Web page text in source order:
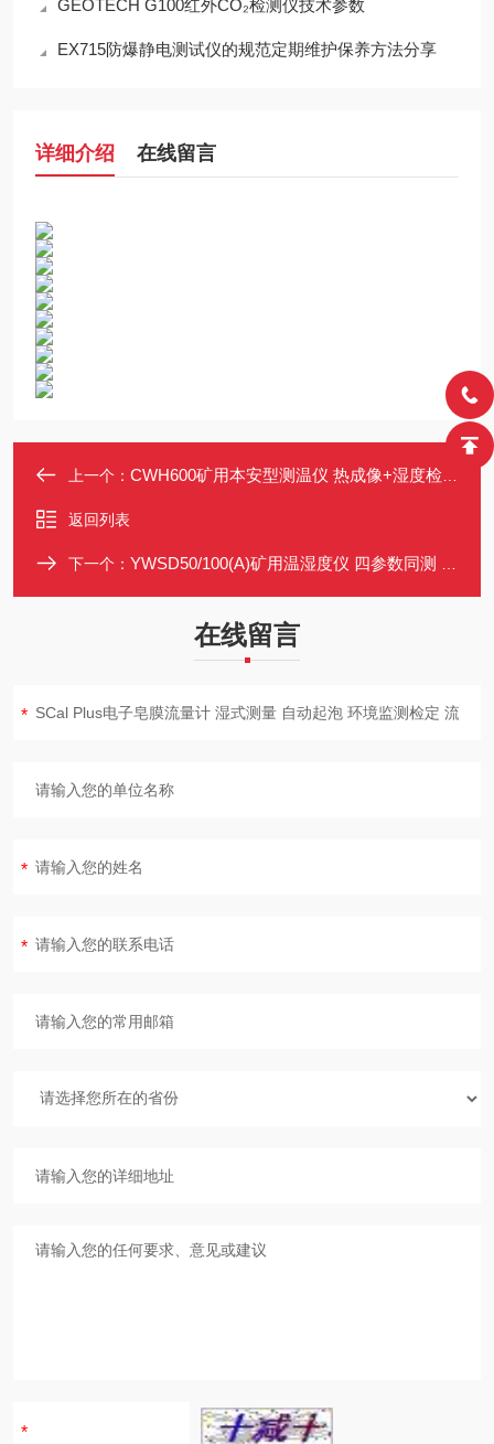
GEOTECH G100红外CO₂检测仪技术参数
EX715防爆静电测试仪的规范定期维护保养方法分享
详细介绍 在线留言
上一个： CWH600矿用本安型测温仪 热成像+湿度检测 支持视频存储
返回列表
下一个： YWSD50/100(A)矿用温湿度仪 四参数同测 IP65防护等级
在线留言